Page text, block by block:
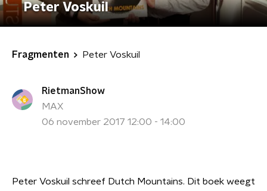
Peter Voskuil
Fragmenten Peter Voskuil
RietmanShow
MAX
06 november 2017 12:00 - 14:00
Peter Voskuil schreef Dutch Mountains. Dit boek weegt